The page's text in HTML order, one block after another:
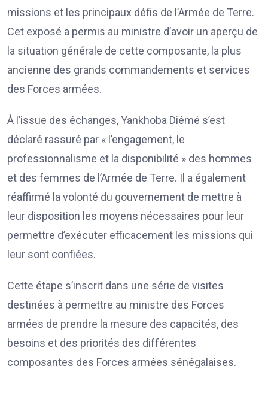
missions et les principaux défis de l’Armée de Terre.
Cet exposé a permis au ministre d’avoir un aperçu de
la situation générale de cette composante, la plus
ancienne des grands commandements et services
des Forces armées.
À l’issue des échanges, Yankhoba Diémé s’est
déclaré rassuré par « l’engagement, le
professionnalisme et la disponibilité » des hommes
et des femmes de l’Armée de Terre. Il a également
réaffirmé la volonté du gouvernement de mettre à
leur disposition les moyens nécessaires pour leur
permettre d’exécuter efficacement les missions qui
leur sont confiées.
Cette étape s’inscrit dans une série de visites
destinées à permettre au ministre des Forces
armées de prendre la mesure des capacités, des
besoins et des priorités des différentes
composantes des Forces armées sénégalaises.